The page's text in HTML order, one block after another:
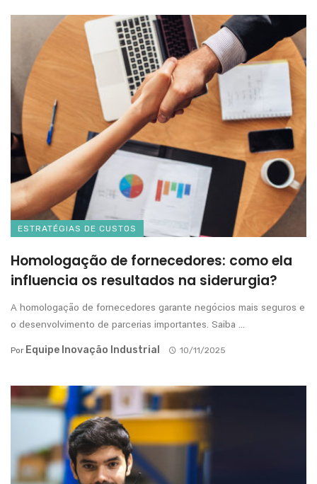
ESTRATÉGIAS DE CUSTOS
Homologação de fornecedores: como ela
influencia os resultados na siderurgia?
A homologação de fornecedores garante negócios mais seguros e
o desenvolvimento de parcerias importantes. Saiba ...
Por Equipe Inovação Industrial 10/11/2025